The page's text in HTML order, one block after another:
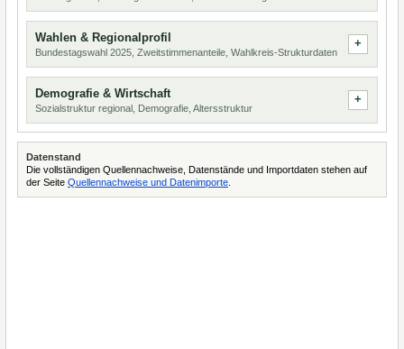
Wahlen & Regionalprofil
Bundestagswahl 2025, Zweitstimmenanteile, Wahlkreis-Strukturdaten
Demografie & Wirtschaft
Sozialstruktur regional, Demografie, Altersstruktur
Datenstand
Die vollständigen Quellennachweise, Datenstände und Importdaten stehen auf
der Seite Quellennachweise und Datenimporte